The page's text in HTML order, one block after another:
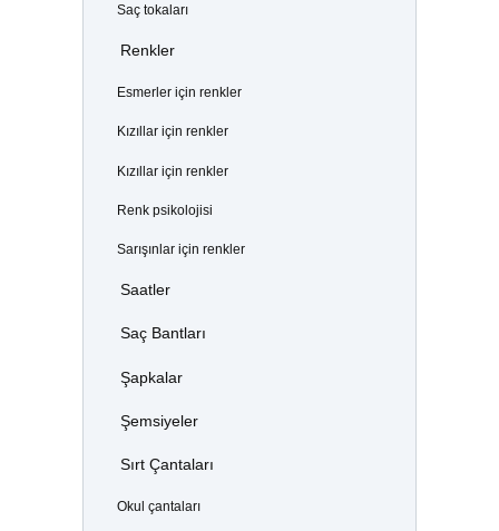
Saç tokaları
Renkler
Esmerler için renkler
Kızıllar için renkler
Kızıllar için renkler
Renk psikolojisi
Sarışınlar için renkler
Saatler
Saç Bantları
Şapkalar
Şemsiyeler
Sırt Çantaları
Okul çantaları